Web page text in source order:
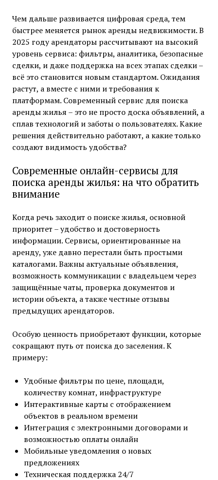
Чем дальше развивается цифровая среда, тем
быстрее меняется рынок аренды недвижимости. В
2025 году арендаторы рассчитывают на высокий
уровень сервиса: фильтры, аналитика, безопасные
сделки, и даже поддержка на всех этапах сделки –
всё это становится новым стандартом. Ожидания
растут, а вместе с ними и требования к
платформам. Современный сервис для поиска
аренды жилья – это не просто доска объявлений, а
сплав технологий и заботы о пользователях. Какие
решения действительно работают, а какие только
создают видимость удобства?
Современные онлайн-сервисы для
поиска аренды жилья: на что обратить
внимание
Когда речь заходит о поиске жилья, основной
приоритет – удобство и достоверность
информации. Сервисы, ориентированные на
аренду, уже давно перестали быть простыми
каталогами. Важны актуальные объявления,
возможность коммуникации с владельцем через
защищённые чаты, проверка документов и
истории объекта, а также честные отзывы
предыдущих арендаторов.
Особую ценность приобретают функции, которые
сокращают путь от поиска до заселения. К
примеру:
Удобные фильтры по цене, площади,
количеству комнат, инфраструктуре
Интерактивные карты с отображением
объектов в реальном времени
Интеграция с электронными договорами и
возможностью оплаты онлайн
Мобильные уведомления о новых
предложениях
Техническая поддержка 24/7